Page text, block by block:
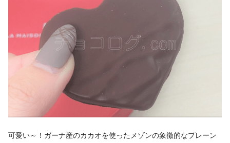
可愛い～！ガーナ産のカカオを使ったメゾンの象徴的なプレーン